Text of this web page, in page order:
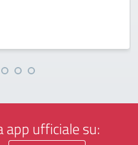
app ufficiale su: